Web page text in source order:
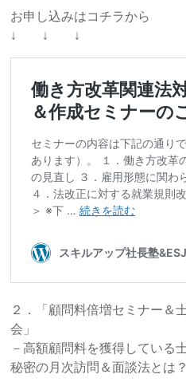
お申し込みはコチラから
↓ ↓ ↓
２．「顧問料倍増セミナー＆
会」
－高額顧問料を獲得している
秘密の月次訪問＆面談法とは